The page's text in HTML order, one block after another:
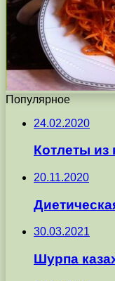
Популярное
24.02.2020
Котлеты из
20.11.2020
30.03.2021
Шурпа